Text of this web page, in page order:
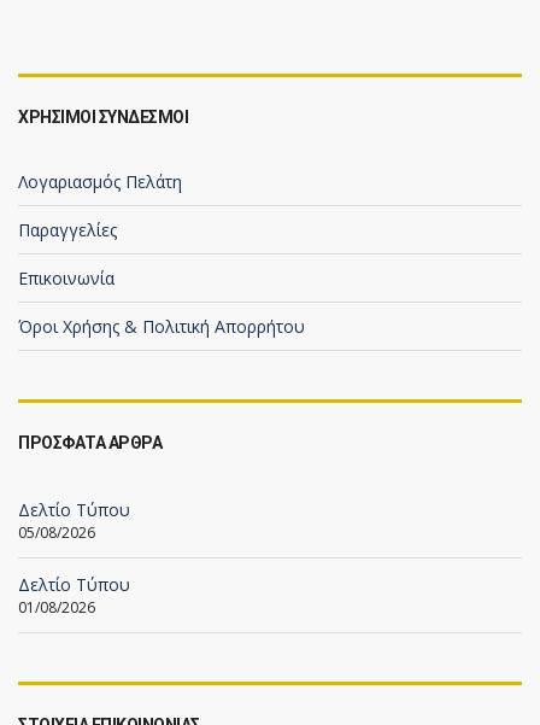
ΧΡΗΣΙΜΟΙ ΣΥΝΔΕΣΜΟΙ
Λογαριασμός Πελάτη
Παραγγελίες
Επικοινωνία
Όροι Χρήσης & Πολιτική Απορρήτου
ΠΡΟΣΦΑΤΑ ΑΡΘΡΑ
Δελτίο Τύπου
05/08/2026
Δελτίο Τύπου
01/08/2026